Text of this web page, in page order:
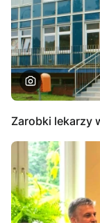
Zarobki lekarzy